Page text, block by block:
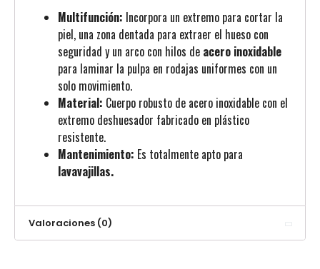
Multifunción: Incorpora un extremo para cortar la
piel, una zona dentada para extraer el hueso con
seguridad y un arco con hilos de acero inoxidable
para laminar la pulpa en rodajas uniformes con un
solo movimiento.
Material: Cuerpo robusto de acero inoxidable con el
extremo deshuesador fabricado en plástico
resistente.
Mantenimiento: Es totalmente apto para
lavavajillas.
Valoraciones (0)